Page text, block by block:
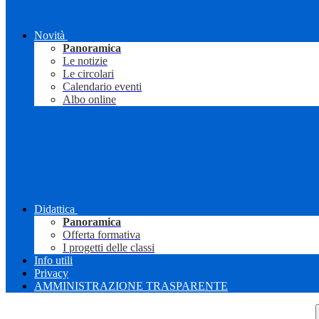
Novità
Panoramica
Le notizie
Le circolari
Calendario eventi
Albo online
Didattica
Panoramica
Offerta formativa
I progetti delle classi
Info utili
Privacy
AMMINISTRAZIONE TRASPARENTE